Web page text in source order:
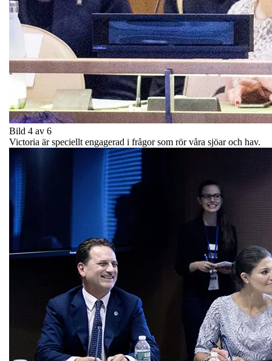
Bild 4 av 6
Victoria är speciellt engagerad i frågor som rör våra sjöar och hav.